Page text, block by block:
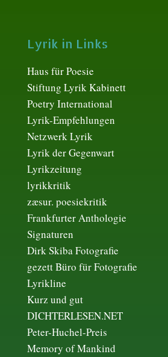
Lyrik in Links
Haus für Poesie
Stiftung Lyrik Kabinett
Poetry International
Lyrik-Empfehlungen
Netzwerk Lyrik
Lyrik der Gegenwart
Lyrikzeitung
lyrikkritik
zæsur. poesiekritik
Frankfurter Anthologie
Signaturen
Dirk Skiba Fotografie
gezett Büro für Fotografie
Lyrikline
Kurz und gut
DICHTERLESEN.NET
Peter-Huchel-Preis
Memory of Mankind